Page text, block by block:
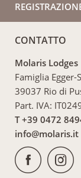
CONTATTO
Molaris Lodges
Famiglia Egger-
39037 Rio di
Part. IVA:
T +39 0472
info@molaris.it